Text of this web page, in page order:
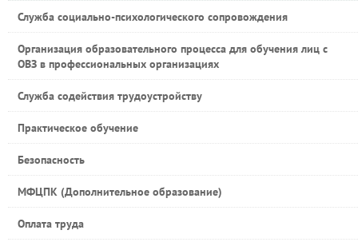
Служба социально-психологического сопровождения
Организация образовательного процесса для обучения лиц с
ОВЗ в профессиональных организациях
Служба содействия трудоустройству
Практическое обучение
Безопасность
МФЦПК (Дополнительное образование)
Оплата труда